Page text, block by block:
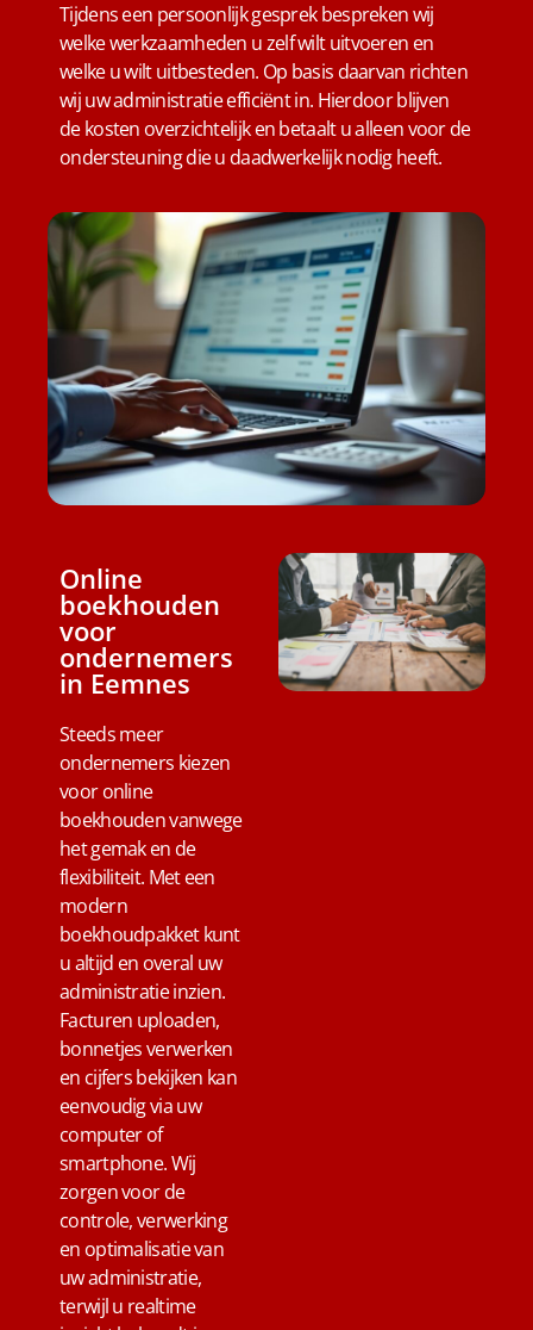
Tijdens een persoonlijk gesprek bespreken wij
welke werkzaamheden u zelf wilt uitvoeren en
welke u wilt uitbesteden. Op basis daarvan richten
wij uw administratie efficiënt in. Hierdoor blijven
de kosten overzichtelijk en betaalt u alleen voor de
ondersteuning die u daadwerkelijk nodig heeft.
Online
boekhouden
voor
ondernemers
in Eemnes
Steeds meer
ondernemers kiezen
voor online
boekhouden vanwege
het gemak en de
flexibiliteit. Met een
modern
boekhoudpakket kunt
u altijd en overal uw
administratie inzien.
Facturen uploaden,
bonnetjes verwerken
en cijfers bekijken kan
eenvoudig via uw
computer of
smartphone. Wij
zorgen voor de
controle, verwerking
en optimalisatie van
uw administratie,
terwijl u realtime